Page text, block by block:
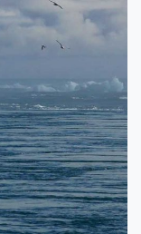
non précise. Ces
[…]